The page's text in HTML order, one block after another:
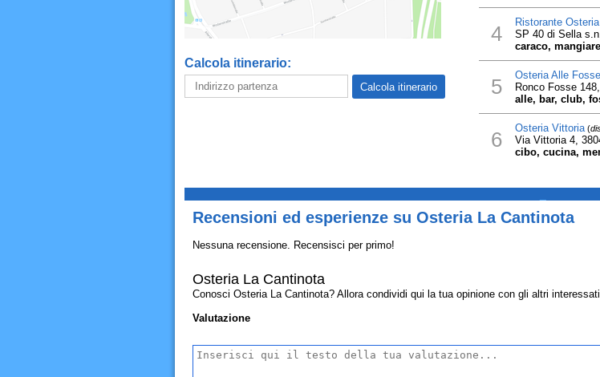
Calcola itinerario:
4 Ristorante
SP 40 di Sella
caraco,
5 Osteria Alle Fosse
Ronco Fosse
alle, bar, club,
6 Osteria Vittoria(
Via Vittoria 4,
cibo, cucina,
Recensioni ed esperienze su Osteria La Cantinota
Nessuna recensione. Recensisci per primo!
Osteria La Cantinota
Conosci Osteria La Cantinota? Allora condividi qui la tua opinione con gli altri
Valutazione